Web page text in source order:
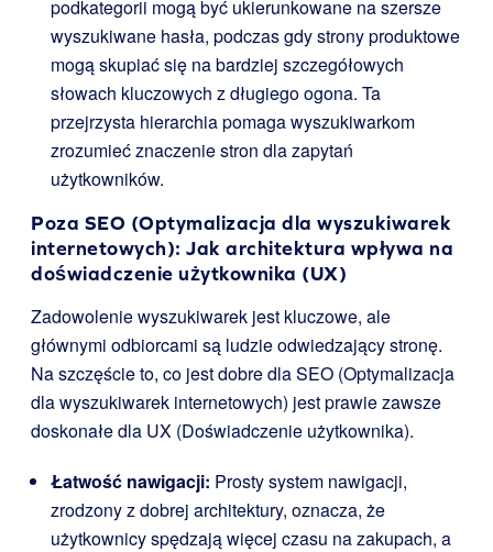
podkategorii mogą być ukierunkowane na szersze
wyszukiwane hasła, podczas gdy strony produktowe
mogą skupiać się na bardziej szczegółowych
słowach kluczowych z długiego ogona. Ta
przejrzysta hierarchia pomaga wyszukiwarkom
zrozumieć znaczenie stron dla zapytań
użytkowników.
Poza SEO (Optymalizacja dla wyszukiwarek
internetowych): Jak architektura wpływa na
doświadczenie użytkownika (UX)
Zadowolenie wyszukiwarek jest kluczowe, ale
głównymi odbiorcami są ludzie odwiedzający stronę.
Na szczęście to, co jest dobre dla SEO (Optymalizacja
dla wyszukiwarek internetowych) jest prawie zawsze
doskonałe dla UX (Doświadczenie użytkownika).
Łatwość nawigacji: Prosty system nawigacji,
zrodzony z dobrej architektury, oznacza, że
użytkownicy spędzają więcej czasu na zakupach, a